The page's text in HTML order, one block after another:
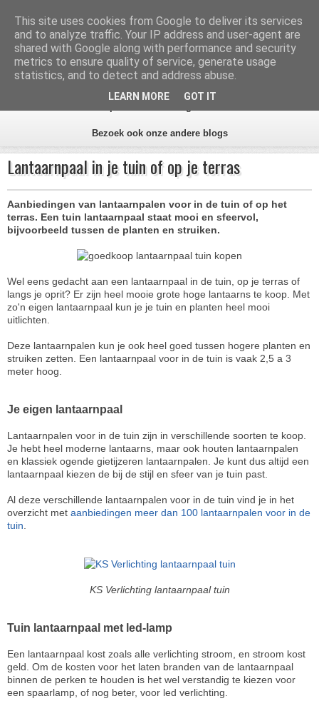
Inhoud Zoeken
Aanbiedingen Tuin
Alles voor de tuin
Bezoek ook onze andere blogs
Lantaarnpaal in je tuin of op je terras
Aanbiedingen van lantaarnpalen voor in de tuin of op het
terras. Een tuin lantaarnpaal staat mooi en sfeervol,
bijvoorbeeld tussen de planten en struiken.
Wel eens gedacht aan een lantaarnpaal in de tuin, op je terras of
langs je oprit? Er zijn heel mooie grote hoge lantaarns te koop. Met
zo'n eigen lantaarnpaal kun je je tuin en planten heel mooi
uitlichten.
Deze lantaarnpalen kun je ook heel goed tussen hogere planten en
struiken zetten. Een lantaarnpaal voor in de tuin is vaak 2,5 a 3
meter hoog.
Je eigen lantaarnpaal
Lantaarnpalen voor in de tuin zijn in verschillende soorten te koop.
Je hebt heel moderne lantaarns, maar ook houten lantaarnpalen
en klassiek ogende gietijzeren lantaarnpalen. Je kunt dus altijd een
lantaarnpaal kiezen de bij de stijl en sfeer van je tuin past.
Al deze verschillende lantaarnpalen voor in de tuin vind je in het
overzicht met aanbiedingen meer dan 100 lantaarnpalen voor in de
tuin
KS Verlichting lantaarnpaal tuin
Tuin lantaarnpaal met led-lamp
Een lantaarnpaal kost zoals alle verlichting stroom, en stroom kost
geld. Om de kosten voor het laten branden van de lantaarnpaal
binnen de perken te houden is het wel verstandig te kiezen voor
een spaarlamp, of nog beter, voor led verlichting.
This site uses cookies from Google to deliver its services
and to analyze traffic. Your IP address and user-agent are
shared with Google along with performance and security
metrics to ensure quality of service, generate usage
statistics, and to detect and address abuse.
LEARN MORE GOT IT